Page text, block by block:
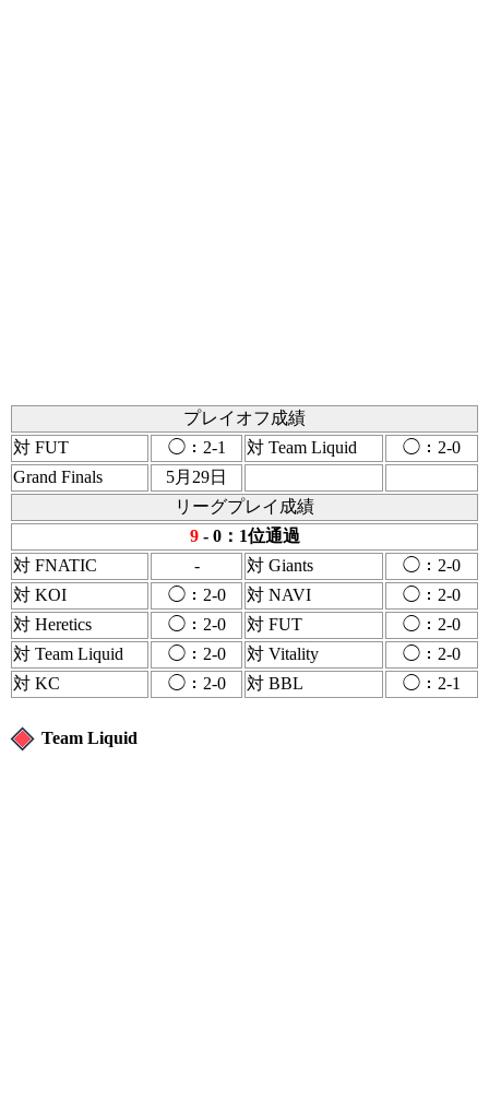
プレイオフ成績
対 FUT
◯：2-1 対 Team Liquid
◯：2-0
Grand Finals
5月29日
リーグプレイ成績
9- 0：1位通過
対 FNATIC
- 対 Giants
◯：2-0
対 KOI
◯：2-0 対 NAVI
◯：2-0
対 Heretics
◯：2-0 対 FUT
◯：2-0
対 Team Liquid
◯：2-0 対 Vitality
◯：2-0
対 KC
◯：2-0 対 BBL ◯：2-1
Team Liquid